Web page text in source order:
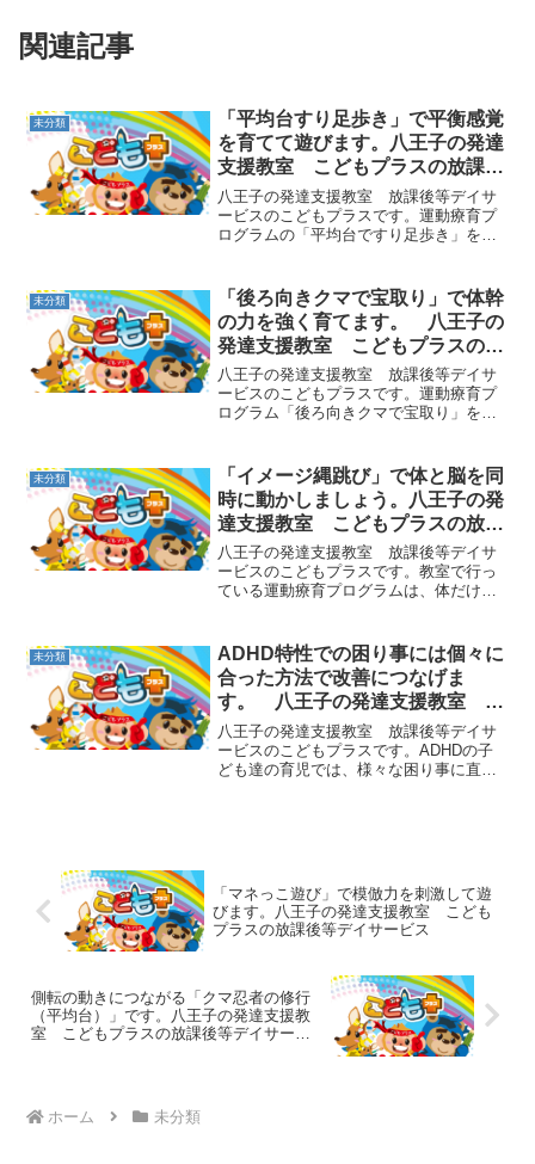
関連記事
未分類
「平均台すり足歩き」で平衡感覚
を育てて遊びます。八王子の発達
支援教室 こどもプラスの放課後
等デイサービス
八王子の発達支援教室 放課後等デイサ
ービスのこどもプラスです。運動療育プ
ログラムの「平均台ですり足歩き」をご
すり足で歩いていく遊びです。普通に歩
く時と違い、前に出す方の...
未分類
「後ろ向きクマで宝取り」で体幹
の力を強く育てます。 八王子の
発達支援教室 こどもプラスの放
課後等デイサービス
八王子の発達支援教室 放課後等デイサ
ービスのこどもプラスです。運動療育プ
ログラム「後ろ向きクマで宝取り」をご
を向けて後ろ向きのままクマさんになり
ます。クマさんの姿勢は、...
未分類
「イメージ縄跳び」で体と脳を同
時に動かしましょう。八王子の発
達支援教室 こどもプラスの放課
後等デイサービス
八王子の発達支援教室 放課後等デイサ
ービスのこどもプラスです。教室で行っ
ている運動療育プログラムは、体だけで
遊びながら力を習得していきましょう。
今日は「イメージ縄跳び」...
未分類
ADHD特性での困り事には個々に
合った方法で改善につなげま
す。 八王子の発達支援教室 こ
どもプラスの放課後等デイサービ
ス
八王子の発達支援教室 放課後等デイサ
ービスのこどもプラスです。ADHDの子
ども達の育児では、様々な困り事に直面
「マネっこ遊び」で模倣力を刺激して遊
びます。八王子の発達支援教室 こども
プラスの放課後等デイサービス
側転の動きにつながる「クマ忍者の修行
（平均台）」です。八王子の発達支援教
室 こどもプラスの放課後等デイサービ
ホーム 未分類